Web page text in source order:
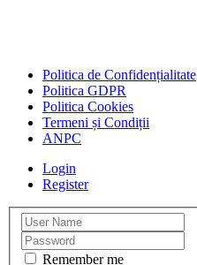
Politica de Confidențialitate
Politica GDPR
Politica Cookies
Termeni și Condiții
ANPC
Login
Register
Remember me